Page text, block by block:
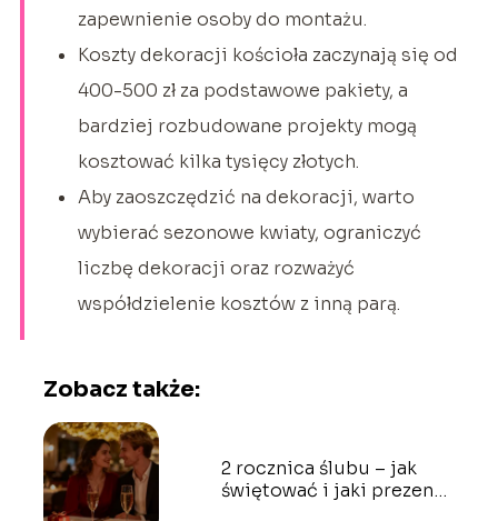
zapewnienie osoby do montażu.
Koszty dekoracji kościoła zaczynają się od
400-500 zł za podstawowe pakiety, a
bardziej rozbudowane projekty mogą
kosztować kilka tysięcy złotych.
Aby zaoszczędzić na dekoracji, warto
wybierać sezonowe kwiaty, ograniczyć
liczbę dekoracji oraz rozważyć
współdzielenie kosztów z inną parą.
Zobacz także:
2 rocznica ślubu – jak
świętować i jaki prezent